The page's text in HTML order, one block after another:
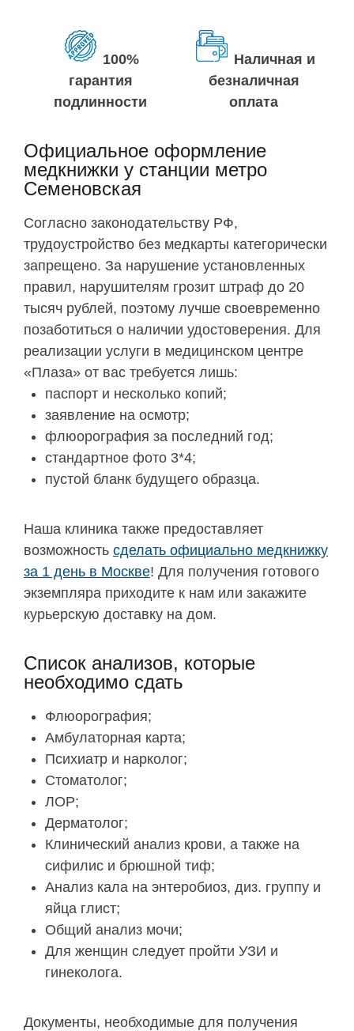
100%
гарантия
подлинности
Наличная и
безналичная
оплата
Официальное оформление
медкнижки у станции метро
Семеновская
Согласно законодательству РФ,
трудоустройство без медкарты категорически
запрещено. За нарушение установленных
правил, нарушителям грозит штраф до 20
тысяч рублей, поэтому лучше своевременно
позаботиться о наличии удостоверения. Для
реализации услуги в медицинском центре
«Плаза» от вас требуется лишь:
паспорт и несколько копий;
заявление на осмотр;
флюорография за последний год;
стандартное фото 3*4;
пустой бланк будущего образца.
Наша клиника также предоставляет
возможность сделать официально медкнижку
за 1 день в Москве! Для получения готового
экземпляра приходите к нам или закажите
курьерскую доставку на дом.
Список анализов, которые
необходимо сдать
Флюорография;
Амбулаторная карта;
Психиатр и нарколог;
Стоматолог;
ЛОР;
Дерматолог;
Клинический анализ крови, а также на
сифилис и брюшной тиф;
Анализ кала на энтеробиоз, диз. группу и
яйца глист;
Общий анализ мочи;
Для женщин следует пройти УЗИ и
гинеколога.
Документы, необходимые для получения